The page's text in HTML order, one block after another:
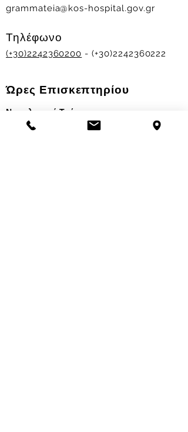
grammateia@kos-hospital.gov.gr
Τηλέφωνο
(+30)2242360200 - (+30)2242360222
Ώρες Επισκεπτηρίου
Νοσηλευτικά Τμήματα
Χειμερινό ωράριο: 11.00-13.00
17.30-19.30